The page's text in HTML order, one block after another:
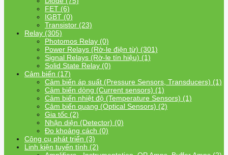
FET (6)
IGBT (0)
Transistor (23)
Relay (305)
Photomos Relay (0)
Power Relays (Rờ-le điện từ) (301)
Signal Relays (Rờ-le tín hiệu) (1)
Solid State Relay (0)
Cảm biến (17)
Cảm biến áp suất (Pressure Sensors, Transducers) (1)
Cảm biến dòng (Current sensors) (1)
Cảm biến nhiệt độ (Temperature Sensors) (1)
Cảm biến quang (Optical Sensors) (2)
Gia tốc (2)
Nhận diện (Detector) (0)
Đo khoảng cách (0)
Công cụ phát triển (3)
Linh kiện tuyến tính (2)